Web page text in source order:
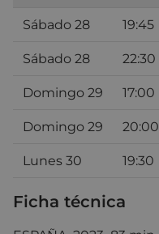
Sábado 28 19:45
Sábado 28 22:30
Domingo 29 17:00
Domingo 29 20:00
Lunes 30 19:30
Ficha técnica